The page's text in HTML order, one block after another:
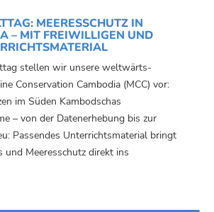
MEERESSCHUTZ IN
– MIT FREIWILLIGEN UND
stellen wir unsere weltwärts-
Conservation Cambodia (MCC) vor:
im Süden Kambodschas
– von der Datenerhebung bis zur
Passendes Unterrichtsmaterial bringt
und Meeresschutz direkt ins